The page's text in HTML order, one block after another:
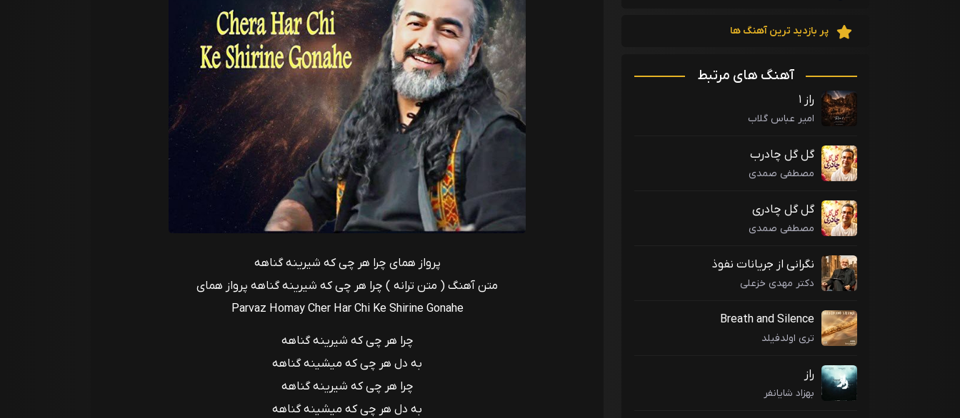
پر بازدید ترین آهنگ ها
آهنگ های مرتبط
راز ۱
امیر عباس گلاب
گل گل چادرب
مصطفی صمدی
گل گل چادری
مصطفی صمدی
نگرانی از جریانات نفوذ
دکتر مهدی خزعلی
Breath and Silence
تری اولدفیلد
راز
بهزاد شایانفر
پرواز همای چرا هر چی که شیرینه گناهه
متن آهنگ ( متن ترانه ) چرا هر چی که شیرینه گناهه پرواز همای
Parvaz Homay Cher Har Chi Ke Shirine Gonahe
به دل هر چی که میشینه گناهه
چرا هر چی که شیرینه گناهه
به دل هر چی که میشینه گناهه